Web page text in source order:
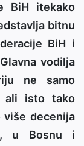
BiH itekako
bitnu
BiH i
vodilja
ne samo
ali isto tako
više decenija
u Bosnu i